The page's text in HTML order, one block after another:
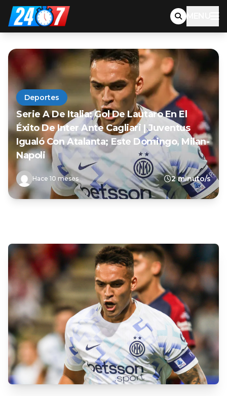
MENU
Deportes
Serie A De Italia: Gol De Lautaro En El
Éxito De Inter Ante Cagliari | Juventus
Igualó Con Atalanta; Este Domingo, Milan-
Napoli
Hace 10 meses 2 minuto/s